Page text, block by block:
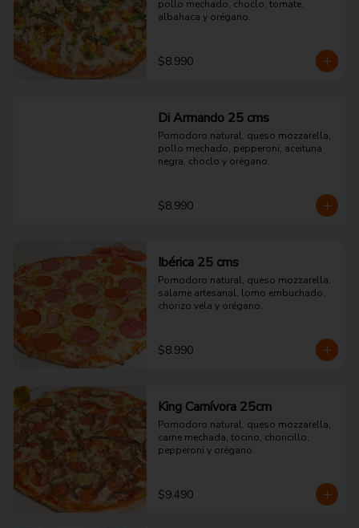
pollo mechado, choclo, tomate,
albahaca y orégano.
$8.990
Di Armando 25 cms
Pomodoro natural, queso mozzarella,
pollo mechado, pepperoni, aceituna
negra, choclo y orégano.
$8.990
Ibérica 25 cms
Pomodoro natural, queso mozzarella,
salame artesanal, lomo embuchado,
chorizo vela y orégano.
$8.990
King Carnívora 25cm
Pomodoro natural, queso mozzarella,
carne mechada, tocino, choricillo,
pepperoni y orégano.
$9.490